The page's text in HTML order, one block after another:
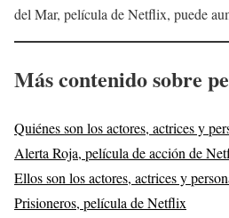
del Mar, película de Netflix, puede
Más contenido sobre
Quiénes son los actores, actrices y
Alerta Roja, película de acción de
Ellos son los actores, actrices y
Prisioneros, película de Netflix